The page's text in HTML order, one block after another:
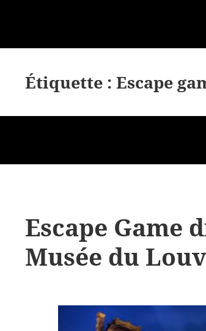
Étiquette :Escape
Escape Game
Musée du